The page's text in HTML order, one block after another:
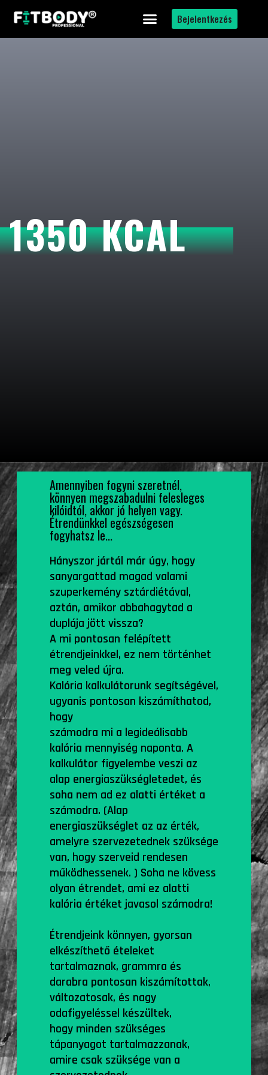
Bejelentkezés
1350 KCAL
Amennyiben fogyni szeretnél,
könnyen megszabadulni felesleges
kilóidtól, akkor jó helyen vagy.
Étrendünkkel egészségesen
fogyhatsz le...
Hányszor jártál már úgy, hogy
sanyargattad magad valami
szuperkemény sztárdiétával,
aztán, amikor abbahagytad a
duplája jött vissza?
A mi pontosan felépített
étrendjeinkkel, ez nem történhet
meg veled újra.
Kalória kalkulátorunk segítségével,
ugyanis pontosan kiszámíthatod,
hogy
számodra mi a legideálisabb
kalória mennyiség naponta. A
kalkulátor figyelembe veszi az
alap energiaszükségletedet, és
soha nem ad ez alatti értéket a
számodra. (Alap
energiaszükséglet az az érték,
amelyre szervezetednek szüksége
van, hogy szerveid rendesen
működhessenek. ) Soha ne kövess
olyan étrendet, ami ez alatti
kalória értéket javasol számodra!
Étrendjeink könnyen, gyorsan
elkészíthető ételeket
tartalmaznak, grammra és
darabra pontosan kiszámítottak,
változatosak, és nagy
odafigyeléssel készültek,
hogy minden szükséges
tápanyagot tartalmazzanak,
amire csak szüksége van a